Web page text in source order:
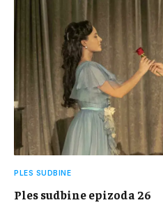
PLES SUDBINE
Ples sudbine epizoda 26